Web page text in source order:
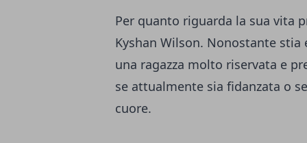
Per quanto riguarda la sua vita
Kyshan Wilson. Nonostante
una ragazza molto riservata e
se attualmente sia fidanzata o
cuore.